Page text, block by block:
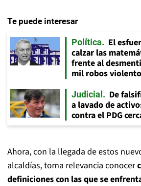
Te puede interesar
Política
El
calzar las
frente al
mil robos
Judicial
De
a lavado de
contra el PDG
Ahora, con la llegada de estos
alcaldías, toma relevancia conocer
definiciones con las que se